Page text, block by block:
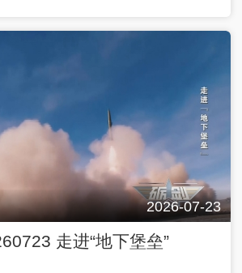
2026-07-23
走进“地下堡垒”